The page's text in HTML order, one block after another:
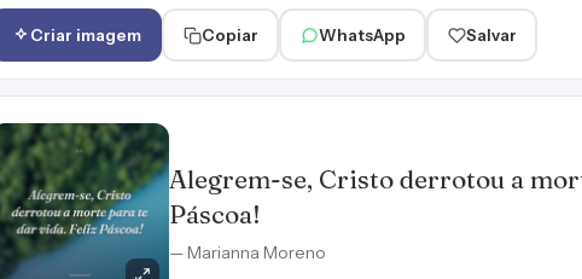
Criar imagem Copiar WhatsApp Salvar
Alegrem-se, Cristo derrotou a
Páscoa!
— Marianna Moreno